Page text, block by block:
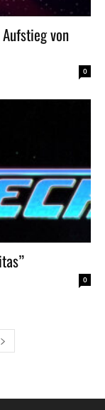
von
0
0